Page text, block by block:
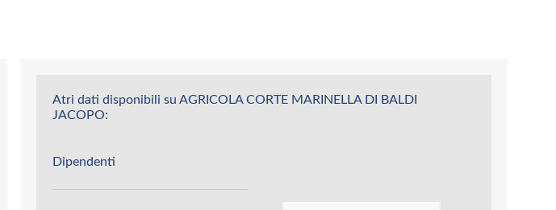
Atri dati disponibili su AGRICOLA CORTE MARINELLA DI BALDI
JACOPO:
Dipendenti